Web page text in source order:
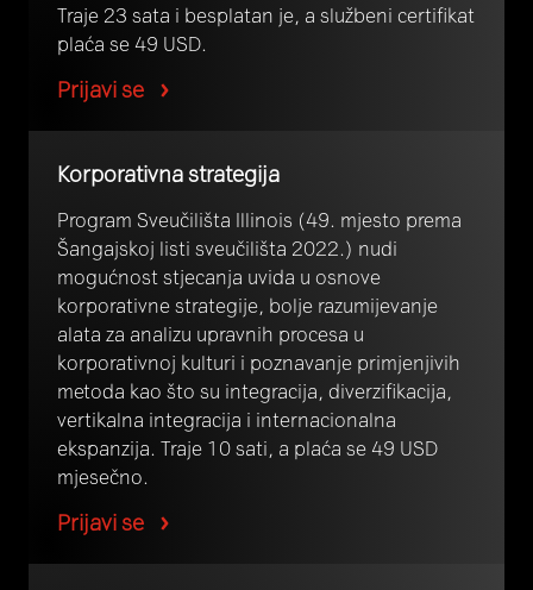
Traje 23 sata i besplatan je, a službeni certifikat
plaća se 49 USD.
Prijavi se
Korporativna strategija
Program Sveučilišta Illinois (49. mjesto prema
Šangajskoj listi sveučilišta 2022.) nudi
mogućnost stjecanja uvida u osnove
korporativne strategije, bolje razumijevanje
alata za analizu upravnih procesa u
korporativnoj kulturi i poznavanje primjenjivih
metoda kao što su integracija, diverzifikacija,
vertikalna integracija i internacionalna
ekspanzija. Traje 10 sati, a plaća se 49 USD
mjesečno.
Prijavi se